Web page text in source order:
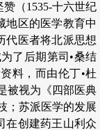
（1535-十六世纪
地区的医学教育中
代医者将北派思想
了后期第司•桑结
料，而由伦丁•杜
被视为《四部医典
；苏派医学的发展
在创建药王山利众